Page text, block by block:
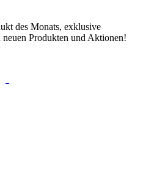
des Monats, exklusive
Produkten und Aktionen!